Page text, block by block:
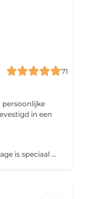
71
persoonlijke
in een
Voedend - Aardend - Kalmerend. Deze massage is speciaal ontworpen om het lichaam weer in balans te brengen en de geest te kalmeren. Kies jouw favovriete geur en muziek uit en geniet vervolgens van 80 minuten massage van het hele lichaam. Volledige rug - benen - voetreflexpunten - armen - nek en schouders - hoofd- en gezichtsmassage.